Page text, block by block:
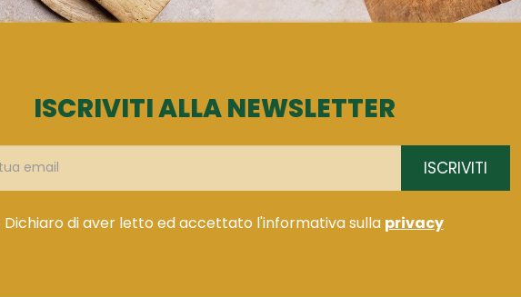
ISCRIVITI ALLA NEWSLETTER
ISCRIVITI
Dichiaro di aver letto ed accettato l'informativa sulla privacy